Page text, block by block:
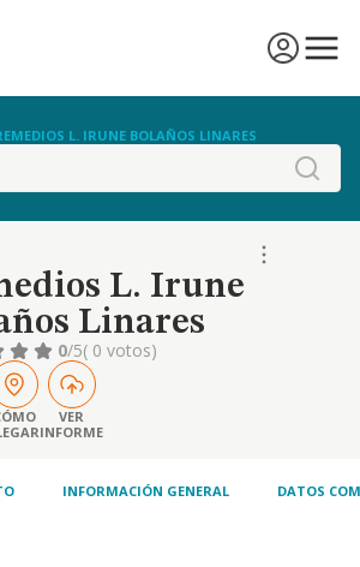
L. IRUNE BOLAÑOS LINARES
L. Irune
Linares
0/5( 0 votos)
VER
INFORME
INFORMACIÓN GENERAL DATOS